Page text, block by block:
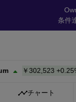
条件
￥302,523 +0.25%
チャート